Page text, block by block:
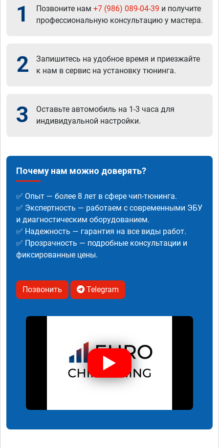
1 Позвоните нам +7 (986) 089-04-39 и получите
профессиональную консультацию у мастера.
2
Запишитесь на удобное время и приезжайте
к нам в сервис на установку тюнинга.
3
Оставьте автомобиль на 1-3 часа для
индивидуальной настройки.
Почему нам можно доверять?
✅ Опыт — более 8 лет в сфере чип-тюнинга.
✅ Экспертность — работаем с современными ЭБУ
и диагностическим оборудованием.
✅ Надежность — гарантия на все виды работ.
✅ Прозрачность — подробные консультации и
фиксированные цены.
Позвонить Telegram